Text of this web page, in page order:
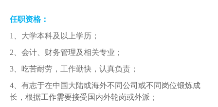
任职资格：
1
、大学本科及以上学历；
2 、会计、财务管理及相关专业；
3 、吃苦耐劳，工作勤快，认真负责；
4 、有志于在中国大陆或海外不同公司或不同岗位锻炼成
长，根据工作需要接受国内外轮岗或外派；